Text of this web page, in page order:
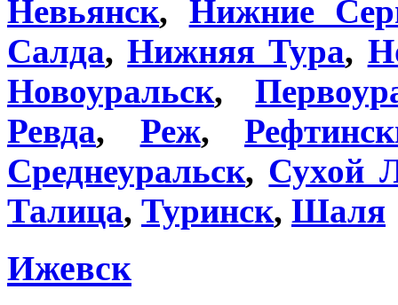
Невьянск, Нижние
Салда,Нижняя Тура,
Новоуральск,
Ревда, Реж,
Среднеуральск, Сухой
Талица, Туринск, Шаля
Ижевск